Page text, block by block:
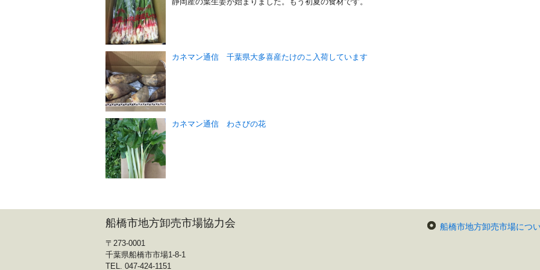
カネマン通信 千葉県大多喜産たけのこ入荷しています
カネマン通信 わさびの花
船橋市地方卸売市場協力会
〒273-0001
千葉県船橋市市場1-8-1
TEL. 047-424-1151
船橋市地方卸売市場につ